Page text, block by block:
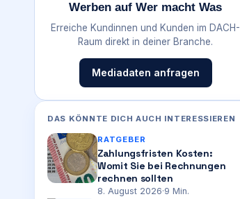
Werben auf Wer macht Was
Erreiche Kundinnen und Kunden im DACH-
Raum direkt in deiner Branche.
Mediadaten anfragen
DAS KÖNNTE DICH AUCH INTERESSIEREN
RATGEBER
Zahlungsfristen Kosten:
Womit Sie bei Rechnungen
rechnen sollten
8. August 2026·9 Min.